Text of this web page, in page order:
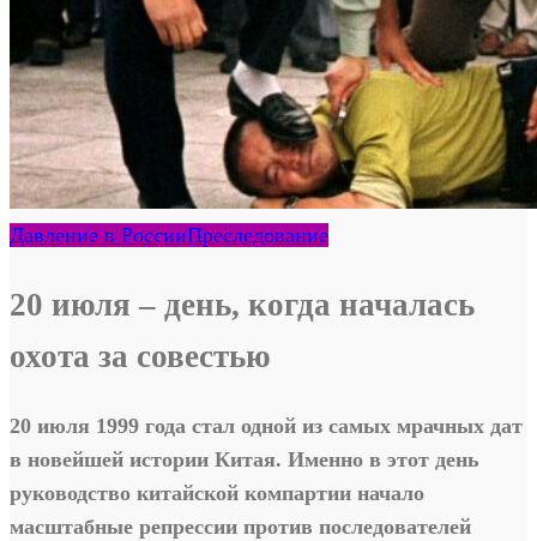
Давление в РоссииПреследование
20 июля – день, когда началась
охота за совестью
20 июля 1999 года стал одной из самых мрачных дат
в новейшей истории Китая. Именно в этот день
руководство китайской компартии начало
масштабные репрессии против последователей